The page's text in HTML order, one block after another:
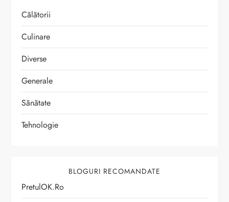
Călătorii
Culinare
Diverse
Generale
Sănătate
Tehnologie
BLOGURI RECOMANDATE
PretulOK.ro